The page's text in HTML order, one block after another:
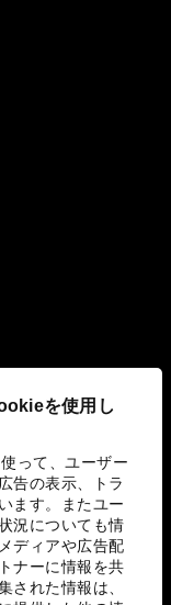
を使用し
って、ユーザー
告の表示、トラ
ます。またユー
況についても情
ディアや広告配
ナーに情報を共
された情報は、